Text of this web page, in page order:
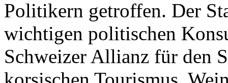
Politikern getroffen. Der
wichtigen politischen
Schweizer Allianz für den